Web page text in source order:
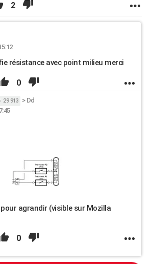
2
résistance avec point milieu merci
0
29 913 > Dd
agrandir (visible sur Mozilla
0